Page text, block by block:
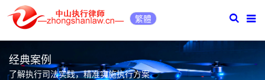
繁體
经典案例
了解执行司法实践，精准实施执行方案